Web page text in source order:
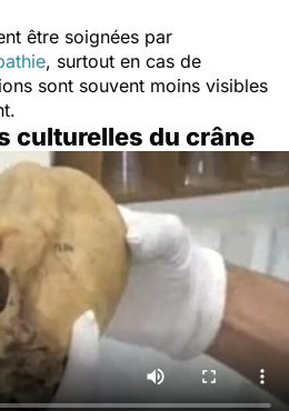
être soignées par
, surtout en cas de
sont souvent moins visibles
culturelles du crâne